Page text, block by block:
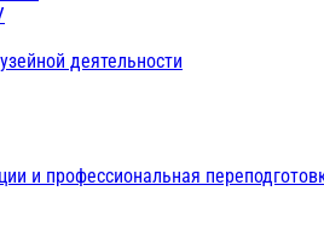
деятельности
и профессиональная